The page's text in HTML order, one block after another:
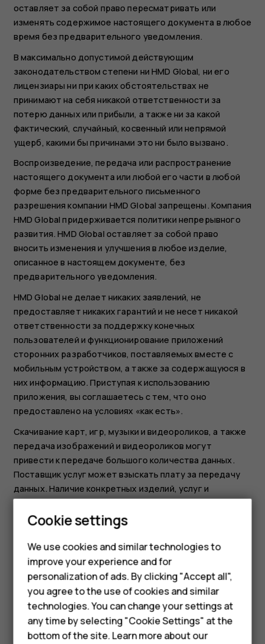
Smartphones
Feature phones
Phones for kids
Accessories
HMD Terra M
оставляет за собой право пересматривать или
изменять содержимое настоящего документа в любое
время без предварительного уведомления.
В максимально допустимой действующим
законодательством степени ни HMD Global, ни его
лицензиары ни при каких обстоятельствах не
принимают на себя никакой ответственности за
потерю данных или прибыли, а также ни за какой
фактический, случайный, косвенный или непрямой
ущерб, какими бы причинами это ни было вызвано.
Воспроизведение, передача или распространение
настоящего документа или любой его части в любой
форме без предварительного письменного
разрешения компании HMD Global запрещены. Компания
HMD Global придерживается политики непрерывного
развития. HMD Global оставляет за собой право
вносить изменения и улучшения в любое изделие,
описанное в настоящем документе, без
предварительного уведомления.
HMD Global не делает никаких заявлений, не
предоставляет никаких гарантий и не несет никакой
ответственности за поддержку конечных
пользователей и функционирование приложений
сторонних разработчиков, поставляемых вместе с
мобильным устройством, а также за содержащуюся в
них информацию. Приступая к использованию
приложения, вы соглашаетесь с тем, что оно
предоставлено на условиях «как есть».
Скачивание карт, игр, музыки и видеороликов, а также
передача изображений и видеороликов могут
привести к передаче большого количества данных.
Поставщик услуг может взыскать плату за передачу
данных. Наличие конкретных изделий, услуг и
функциональных возможностей может меняться в
зависимости от региона. Дополнительные сведения, в
том числе о доступности отдельных языков, можно
получить у местного дилера.
Определенные функции, возможности и
характеристики изделий могут зависеть от сети и
подпадать под действие дополнительных правил,
условий и тарифов.
Все характеристики, функции и другая
Cookie settings
We use cookies and similar technologies to
improve your experience and for
personalization of ads. By clicking "Accept all",
you agree to the use of cookies and similar
technologies. You can change your settings at
any time by selecting "Cookie Settings" at the
bottom of the site. Learn more about our